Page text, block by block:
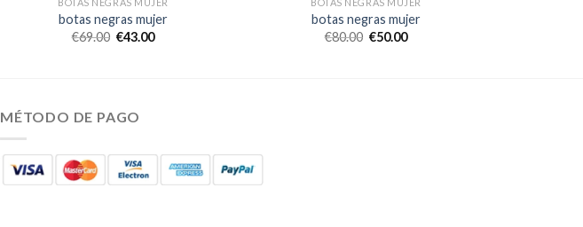
botas negras mujer
€69.00 €43.00
botas negras mujer
€80.00 €50.00
MÉTODO DE PAGO